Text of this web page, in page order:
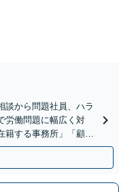
談から問題社員、ハラ
労働問題に幅広く対
籍する事務所」「顧問
まで多種多様」